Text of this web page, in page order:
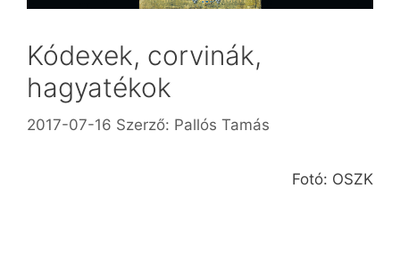
Kódexek, corvinák,
hagyatékok
2017-07-16 Szerző: Pallós Tamás
Fotó: OSZK